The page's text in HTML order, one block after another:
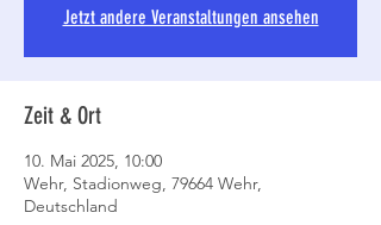
Jetzt andere Veranstaltungen ansehen
Zeit & Ort
10. Mai 2025, 10:00
Wehr, Stadionweg, 79664 Wehr,
Deutschland